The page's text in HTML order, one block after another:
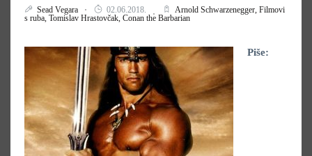
Sead Vegara 02.06.2018. Arnold Schwarzenegger, Filmovi
s ruba, Tomislav Hrastovčak, Conan the Barbarian
Piše: